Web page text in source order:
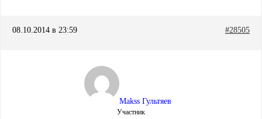
08.10.2014 в 23:59 #28505
Makss Гультяев
Участник